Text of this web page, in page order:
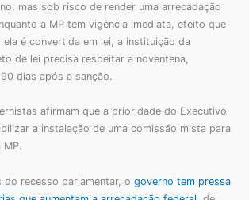
mas sob risco de render uma arrecadação
a MP tem vigência imediata, efeito que
ela é convertida em lei, a instituição da
de lei precisa respeitar a noventena,
dias após a sanção.
afirmam que a prioridade do Executivo
a instalação de uma comissão mista para
MP.
do recesso parlamentar, o governo tem pressa